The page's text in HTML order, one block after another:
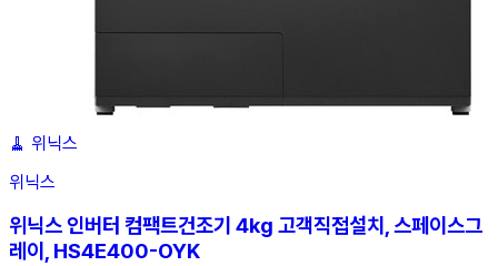
🧹 위닉스
위닉스
위닉스 인버터 컴팩트건조기 4kg 고객직접설치, 스페이스그
레이, HS4E400-OYK